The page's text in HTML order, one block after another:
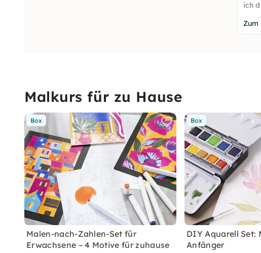
ich
Zum
Malkurs für zu Hause
Box
Malen-nach-Zahlen-Set für
Erwachsene – 4 Motive für zuhause
Box
DIY Aquarell Set:
Anfänger